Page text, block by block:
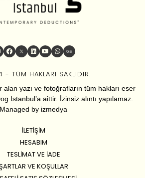
TÜM HAKLARI SAKLIDIR.
alan yazı ve fotoğrafların tüm hakları eser
Istanbul’a aittir. İzinsiz alıntı yapılamaz.
Managed by izmedya
İLETIŞIM
HESABIM
TESLIMAT VE İADE
VE KOŞULLAR